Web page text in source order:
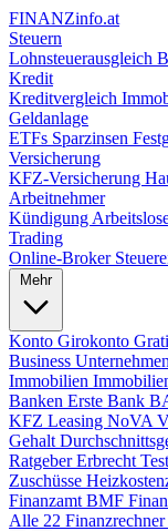
FINANZinfo.at
Steuern
Lohnsteuerausgleich
Kredit
Kreditvergleich
Geldanlage
ETFs Sparzinsen
Versicherung
KFZ-Versicherung
Arbeitnehmer
Kündigung
Trading
Online-Broker
Mehr
Konto Girokonto
Business
Immobilien
Banken Erste Bank
KFZ Leasing NoVA
Gehalt
RatgeberErbrecht
Zuschüsse
Finanzamt BMF
Alle 22